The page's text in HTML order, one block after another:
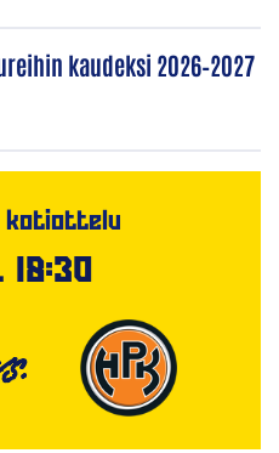
kaudeksi 2026–2027
kotiottelu
18:30